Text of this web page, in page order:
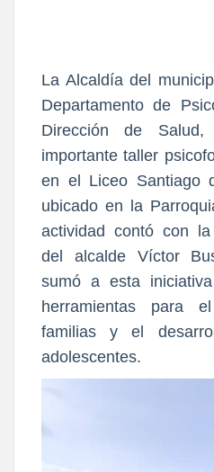
La Alcaldía del
Departamento de
Dirección de
importante taller
en el Liceo Santiago
ubicado en la
actividad contó con
del alcalde Víctor
sumó a esta
herramientas para
familias y el
adolescentes.